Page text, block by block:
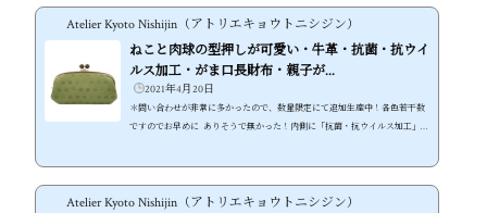
た素上げの牛革が使い込む内に経年変化も楽しめる！長く使えるねこ財布 ●
可愛いだけじゃないスマホも入る大容量！本格的な機能性がま口ねこ財布 ●
本体...
Atelier Kyoto Nishijin（アトリエキョウトニシジン）
ねこと肉球の型押しが可愛い・牛革・抗菌・抗ウイ
ルス加工・がま口長財布・親子が...
2021年4月20日
＊問い合わせが非常に多かったので、数量限定にて追加生産中！各色若干数
ですのでお早めに ありそうで無かった！内側に「抗菌・抗ウイルス加工」を
た素上げの牛革が使い込む内に経年変化も楽しめる！長く使えるねこ財布 ●
Atelier Kyoto Nishijin（アトリエキョウトニシジン）